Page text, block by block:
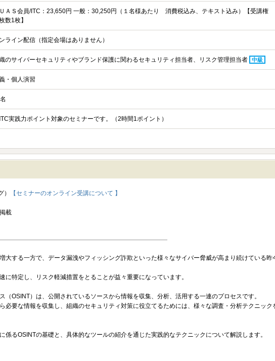
ＵＡＳ会員/ITC：23,650円 一般：30,250円（１名様あたり 消費税込み、テキスト込み）【受講権
数1枚】
ライン配信（指定会場はありません）
のサイバーセキュリティやブランド保護に関わるセキュリティ担当者、リスク管理担当者 中級
・個人演習
実践力ポイント対象のセミナーです。（2時間1ポイント）
【セミナーのオンライン受講について 】
載
大する一方で、データ漏洩やフィッシング詐欺といった様々なサイバー脅威が高まり続けている昨
に特定し、リスク軽減措置をとることが益々重要になっています。
（OSINT）は、公開されているソースから情報を収集、分析、活用する一連のプロセスです。
必要な情報を収集し、組織のセキュリティ対策に役立てるためには、様々な調査・分析テクニック
係るOSINTの基礎と、具体的なツールの紹介を通じた実践的なテクニックについて解説します。